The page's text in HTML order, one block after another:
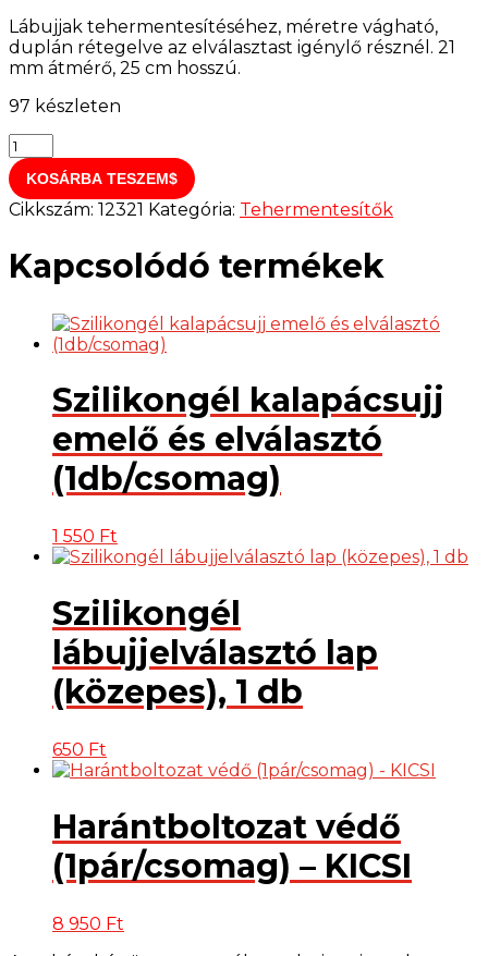
Lábujjak tehermentesítéséhez, méretre vágható,
duplán rétegelve az elválasztast igénylő résznél. 21
mm átmérő, 25 cm hosszú.
97 készleten
Tehermentesítő
szivacs
cső
(21
KOSÁRBA TESZEM
Cikkszám: 12321 Kategória: Tehermentesítők
Kapcsolódó termékek
Szilikongél kalapácsujj
emelő és elválasztó
(1db/csomag)
1 550 Ft
Szilikongél
lábujjelválasztó lap
(közepes), 1 db
650 Ft
Harántboltozat védő
(1pár/csomag) – KICSI
8 950 Ft